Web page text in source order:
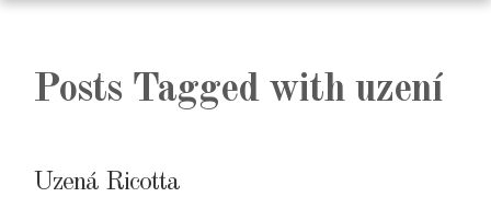
Posts Tagged with uzení
Uzená Ricotta